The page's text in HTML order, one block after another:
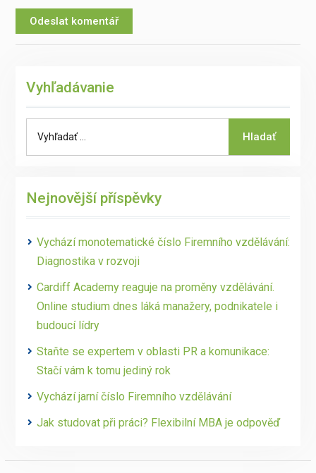
Vyhľadávanie
Hladať
Nejnovější příspěvky
Vychází monotematické číslo Firemního vzdělávání:
Diagnostika v rozvoji
Cardiff Academy reaguje na proměny vzdělávání.
Online studium dnes láká manažery, podnikatele i
budoucí lídry
Staňte se expertem v oblasti PR a komunikace:
Stačí vám k tomu jediný rok
Vychází jarní číslo Firemního vzdělávání
Jak studovat při práci? Flexibilní MBA je odpověď